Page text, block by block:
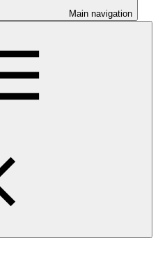
Main navigation